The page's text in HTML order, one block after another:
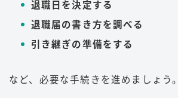
退職日を決定する
退職届の書き方を調べる
引き継ぎの準備をする
など、必要な手続きを進めましょう。